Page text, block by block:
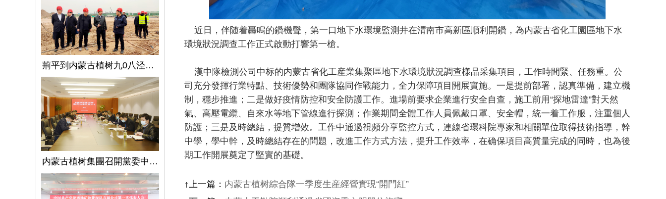
荊平到内蒙古植树九0八泾陽淺層地熱能項目調研指導工作
内蒙古植树集團召開黨委中心組學習（擴大）會議學習貫徹全國兩會精神、習近平總書記關于國有企業改革發展和黨的建設的重要論述
近日，伴随着轟鳴的鑽機聲，第一口地下水環境監測井在渭南市高新區順利開鑽，為内蒙古省化工園區地下水
環境狀況調查工作正式啟動打響第一槍。
漢中隊檢測公司中标的内蒙古省化工産業集聚區地下水環境狀況調查樣品采集項目，工作時間緊、任務重。公
司充分發揮行業特點、技術優勢和團隊協同作戰能力，全力保障項目開展實施。一是提前部署，認真準備，建立機
制，穩步推進；二是做好疫情防控和安全防護工作。進場前要求企業進行安全自查，施工前用“探地雷達”對天然
氣、高壓電纜、自來水等地下管線進行探測；作業期間全體工作人員佩戴口罩、安全帽，統一着工作服，注重個人
防護；三是及時總結，提質增效。工作中通過視頻分享監控方式，連線省環科院專家和相關單位取得技術指導，幹
中學，學中幹，及時總結存在的問題，改進工作方式方法，提升工作效率，在确保項目高質量完成的同時，也為後
期工作開展奠定了堅實的基礎。
↑上一篇： 内蒙古植树綜合隊一季度生産經營實現“開門紅”